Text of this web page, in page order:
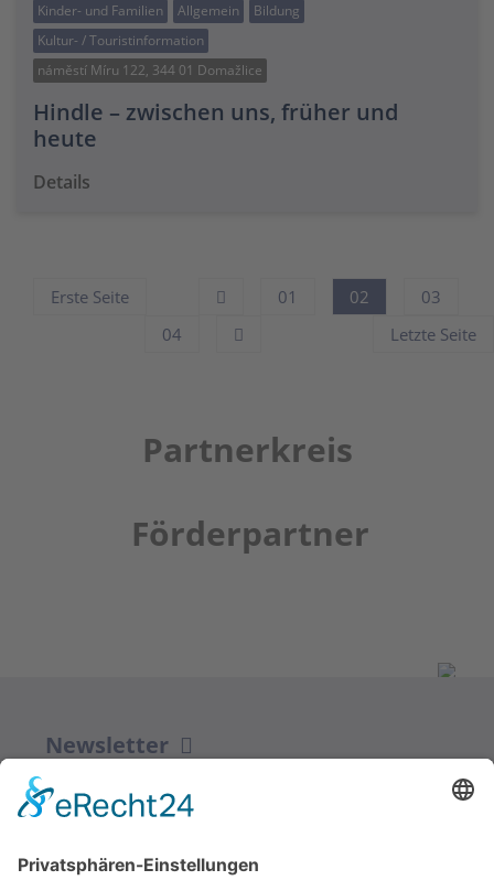
Kinder- und Familien Allgemein
Bildung
Kultur- / Touristinformation
náměstí Míru 122, 344 01 Domažlice
Hindle – zwischen uns, früher und
heute
Details
Erste Seite 01 02
03
04
Letzte Seite
Partnerkreis
Förderpartner
Newsletter
ZUR ANMELDUNG